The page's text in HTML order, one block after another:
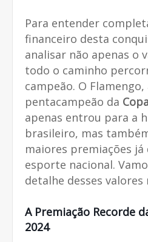
Para entender
financeiro desta
analisar não apenas o
todo o caminho
campeão. O
pentacampeão da
apenas entrou para a
brasileiro, mas
maiores premiações
esporte nacional.
detalhe desses
A Premiação Recorde
2024